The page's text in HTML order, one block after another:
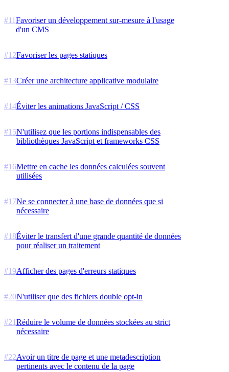
#11Favoriser un développement sur-mesure à l'usage
d'un CMS
#12Favoriser les pages statiques
#13Créer une architecture applicative modulaire
#14Éviter les animations JavaScript / CSS
#15N'utilisez que les portions indispensables des
bibliothèques JavaScript et frameworks CSS
#16Mettre en cache les données calculées souvent
utilisées
#17Ne se connecter à une base de données que si
nécessaire
#18Éviter le transfert d'une grande quantité de données
pour réaliser un traitement
#19Afficher des pages d'erreurs statiques
#20N'utiliser que des fichiers double opt-in
#21Réduire le volume de données stockées au strict
nécessaire
#22Avoir un titre de page et une metadescription
pertinents avec le contenu de la page